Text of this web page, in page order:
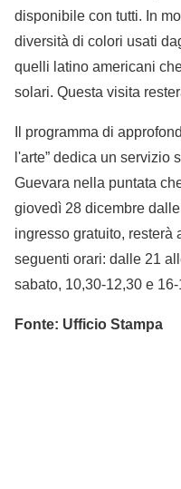
disponibile con tutti. In
diversità di colori usati
quelli latino americani
solari. Questa visita
Il programma di
l'arte” dedica un servizio
Guevara nella puntata
giovedì 28 dicembre dalle
ingresso gratuito, resterà
seguenti orari: dalle 21
sabato, 10,30-12,30 e
Fonte: Ufficio Stampa